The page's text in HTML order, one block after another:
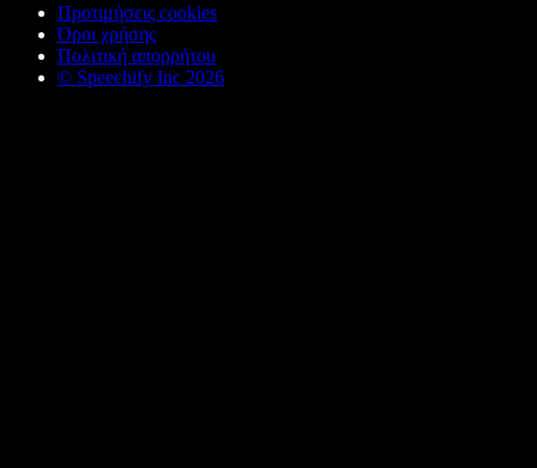
Προτιμήσεις cookies
Όροι χρήσης
Πολιτική απορρήτου
© Speechify Inc 2026